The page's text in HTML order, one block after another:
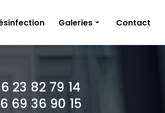
Galeries
Dératisation
Désinfection
Contact
23 82 79 14
69 36 90 15